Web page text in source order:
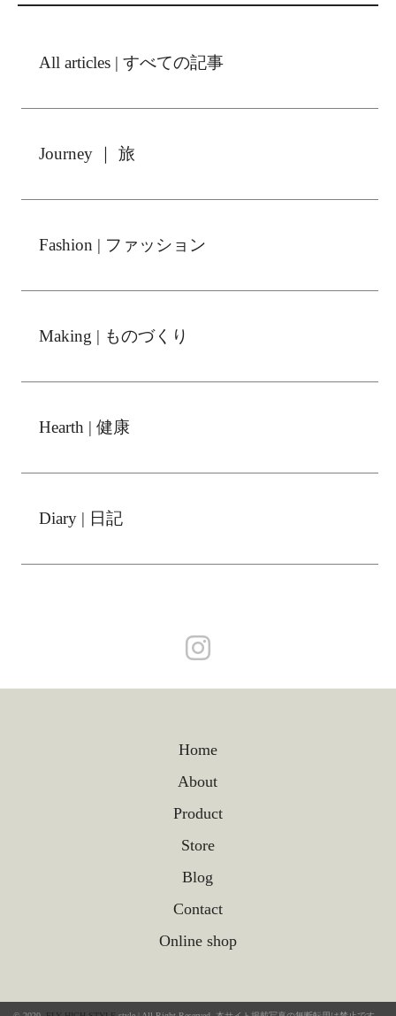
All articles | すべての記事
Journey ｜ 旅
Fashion | ファッション
Making | ものづくり
Hearth | 健康
Diary | 日記
Home
About
Product
Store
Blog
Contact
Online shop